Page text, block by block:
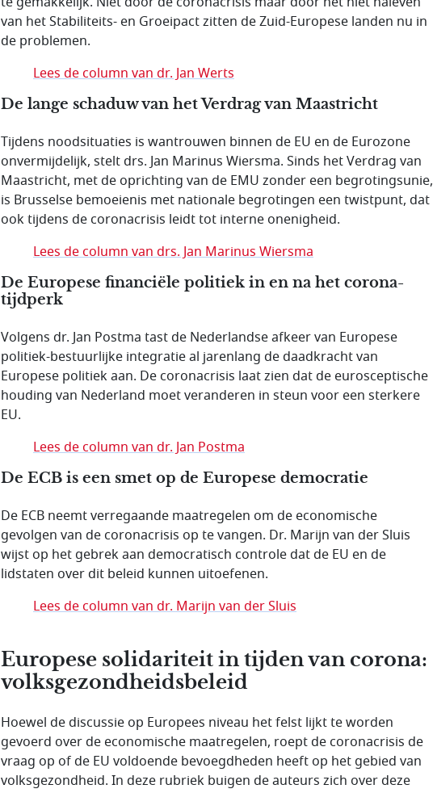
van het Stabiliteits- en Groeipact zitten de Zuid-Europese landen nu in
de problemen.
Lees de column van dr. Jan Werts
De lange schaduw van het Verdrag van Maastricht
Tijdens noodsituaties is wantrouwen binnen de EU en de Eurozone
onvermijdelijk, stelt drs. Jan Marinus Wiersma. Sinds het Verdrag van
Maastricht, met de oprichting van de EMU zonder een begrotingsunie,
is Brusselse bemoeienis met nationale begrotingen een twistpunt, dat
ook tijdens de coronacrisis leidt tot interne onenigheid.
Lees de column van drs. Jan Marinus Wiersma
De Europese financiële politiek in en na het corona-
tijdperk
Volgens dr. Jan Postma tast de Nederlandse afkeer van Europese
politiek-bestuurlijke integratie al jarenlang de daadkracht van
Europese politiek aan. De coronacrisis laat zien dat de eurosceptische
houding van Nederland moet veranderen in steun voor een sterkere
EU.
Lees de column van dr. Jan Postma
De ECB is een smet op de Europese democratie
De ECB neemt verregaande maatregelen om de economische
gevolgen van de coronacrisis op te vangen. Dr. Marijn van der Sluis
wijst op het gebrek aan democratisch controle dat de EU en de
lidstaten over dit beleid kunnen uitoefenen.
Lees de column van dr. Marijn van der Sluis
Europese solidariteit in tijden van corona:
volksgezondheidsbeleid
Hoewel de discussie op Europees niveau het felst lijkt te worden
gevoerd over de economische maatregelen, roept de coronacrisis de
vraag op of de EU voldoende bevoegdheden heeft op het gebied van
volksgezondheid. In deze rubriek buigen de auteurs zich over deze